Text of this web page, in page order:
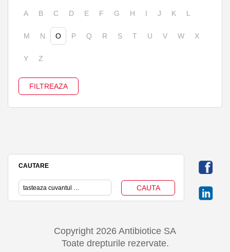
A B C D E F G H I J K L
M N O P Q R S T U V W X
Y Z
CAUTARE
Copyright 2026 Antibiotice SA
Toate drepturile rezervate.